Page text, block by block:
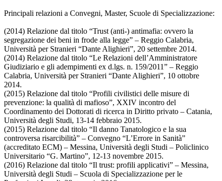
Principali relazioni a Convegni, Master, Scuole di Specializzazione:
(2014) Relazione dal titolo “Trust (anti-) antimafia: ovvero la
segregazione dei beni in frode alla legge” – Reggio Calabria,
Università per Stranieri “Dante Alighieri”, 20 settembre 2014.
(2014) Relazione dal titolo “Le Relazioni dell’Amministratore
Giudiziario e gli adempimenti ex d.lgs. n. 159/2011” – Reggio
Calabria, Università per Stranieri “Dante Alighieri”, 10 ottobre
2014.
(2015) Relazione dal titolo “Profili civilistici delle misure di
prevenzione: la qualità di mafioso”, XXIV incontro del
Coordinamento dei Dottorati di ricerca in Diritto privato – Catania,
Università degli Studi, 13-14 febbraio 2015.
(2015) Relazione dal titolo “Il danno Tanatologico e la sua
controversa risarcibilità” – Convegno “L’Errore in Sanità”
(accreditato ECM) – Messina, Università degli Studi – Policlinico
Universitario “G. Martino”, 12-13 novembre 2015.
(2016) Relazione dal titolo “Il trust: profili applicativi” – Messina,
Università degli Studi – Scuola di Specializzazione per le